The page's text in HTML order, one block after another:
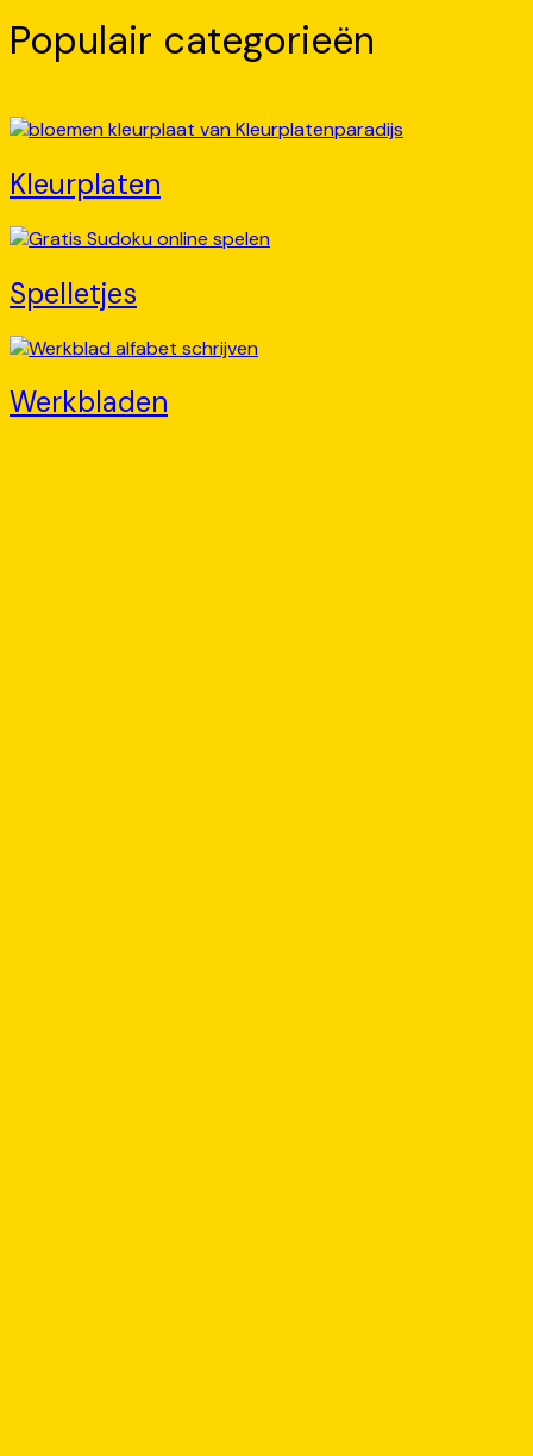
Populair categorieën
Kleurplaten
Spelletjes
Werkbladen